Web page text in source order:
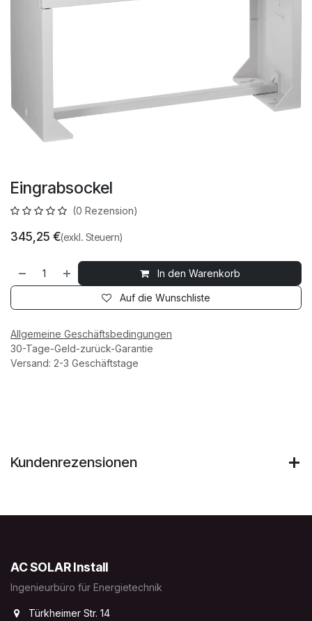
Eingrabsockel
(0 Rezension)
345,25 €(exkl. Steuern)
In den Warenkorb
Auf die Wunschliste
Allgemeine Geschäftsbedingungen
30-Tage-Geld-zurück-Garantie
Versand: 2-3 Geschäftstage
Kundenrezensionen
AC SOLAR Install
Ingenieurbüro für Energietechnik
Türkheimer Str. 14